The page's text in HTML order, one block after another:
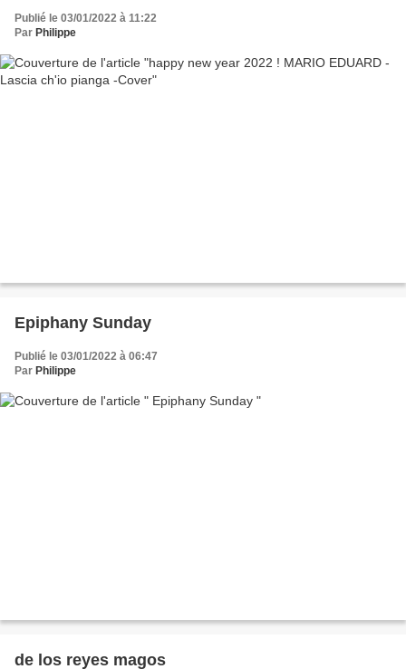
Publié le 03/01/2022 à 11:22
Par Philippe
Epiphany Sunday
Publié le 03/01/2022 à 06:47
Par Philippe
de los reyes magos